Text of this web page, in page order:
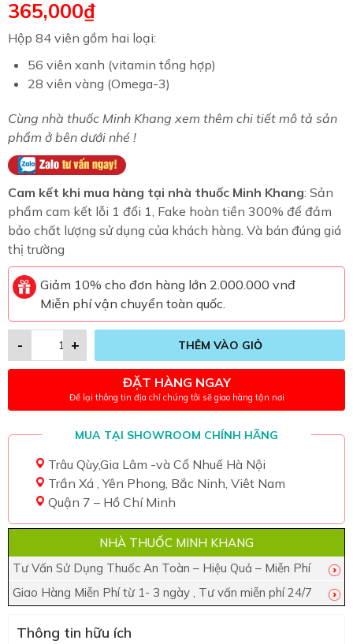
365,000₫
Hộp 84 viên gồm hai loại:
56 viên xanh (vitamin tổng hợp)
28 viên vàng (Omega-3)
Cùng nhà thuốc Minh Khang xem thêm chi tiết mô tả sản
phẩm ở bên dưới nhé !
Cam kết khi mua hàng tại nhà thuốc Minh Khang: Sản
phẩm cam kết lỗi 1 đổi 1, Fake hoàn tiền 300% để đảm
bảo chất lượng sử dụng của khách hàng. Và bán đúng giá
thị trường
Giảm 10% cho đơn hàng lớn 2.000.000 vnđ
Miễn phí vận chuyển toàn quốc.
+
- THÊM VÀO GIỎ
ĐẶT HÀNG NGAY
Để lại thông tin địa chỉ chúng tôi sẽ giao hàng tận nơi
MUA TẠI SHOWROOM CHÍNH HÃNG
Trâu Qùy,Gia Lâm -và Cổ Nhuế Hà Nội
Trần Xá , Yên Phong, Bắc Ninh, Viêt Nam
Quận 7 – Hồ Chí Minh
NHÀ THUỐC MINH KHANG
Tư Vấn Sử Dụng Thuốc An Toàn – Hiệu Quả – Miễn Phí
Giao Hàng Miễn Phí từ 1- 3 ngày , Tư vấn miễn phí 24/7
Thông tin hữu ích